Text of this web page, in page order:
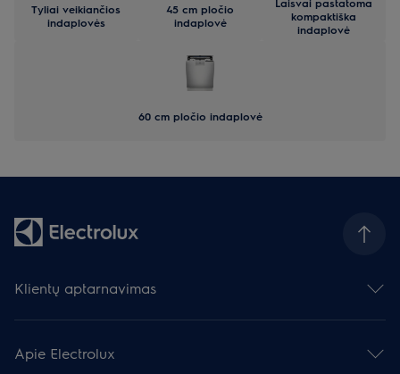
Tyliai veikiančios
indaplovės
45 cm pločio
indaplovė
kompaktiška
indaplovė
60 cm pločio indaplovė
Klientų aptarnavimas
Palikite atsiliepimą
Prietaisų remontas
Apie Electrolux